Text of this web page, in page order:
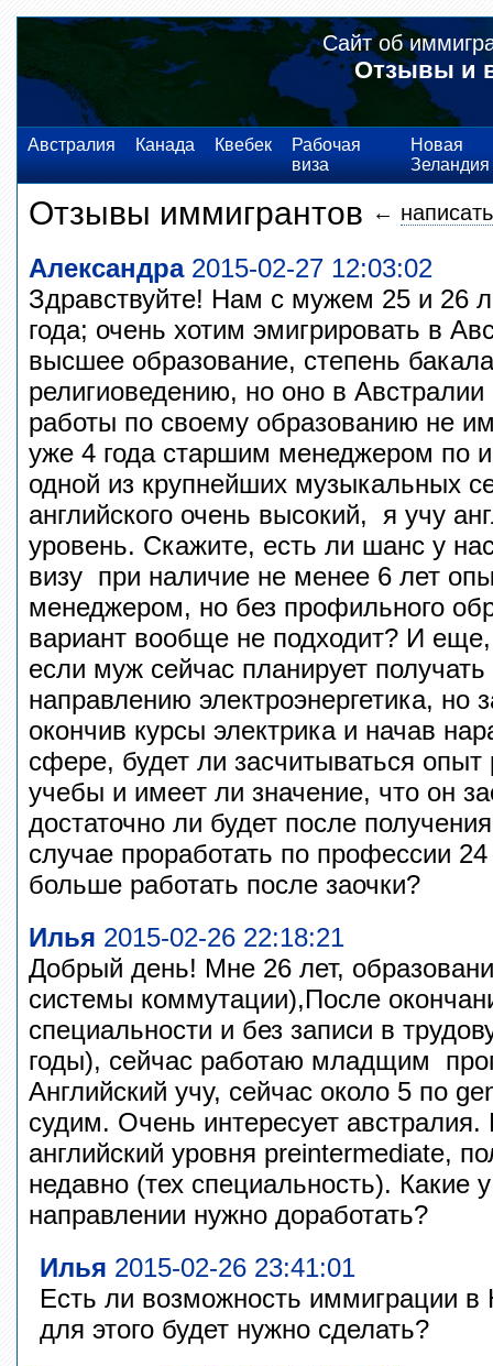
Сайт об
Отзывы и
Австралия Канада Квебек
Рабочая
виза
Новая
Зеландия
Отзывы иммигрантов ←
Александра2015-02-27 12:03:02
Здравствуйте! Нам с мужем 25 и 26
года; очень хотим эмигрировать в
высшее образование, степень
религиоведению, но оно в
работы по своему образованию не
уже 4 года старшим менеджером по
одной из крупнейших музыкальных
английского очень высокий, я учу
уровень. Скажите, есть ли шанс у
визу при наличие не менее 6 лет
менеджером, но без профильного
вариант вообще не подходит? И
если муж сейчас планирует
направлению электроэнергетика, но
окончив курсы электрика и начав
сфере, будет ли засчитываться
учебы и имеет ли значение, что он
достаточно ли будет после
случае проработать по профессии
больше работать после заочки?
Илья 2015-02-26 22:18:21
Добрый день! Мне 26 лет,
системы коммутации),После
специальности и без записи в
годы), сейчас работаю младщим
Английский учу, сейчас около 5 по
судим. Очень интересует австралия.
английский уровня preintermediate,
недавно (тех специальность). Какие
направлении нужно доработать?
Илья 2015-02-26 23:41:01
Есть ли возможность иммиграции
для этого будет нужно сделать?